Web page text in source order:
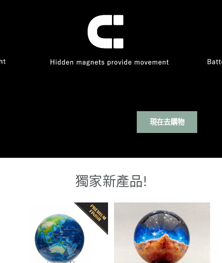
現在去購物
獨家新產品!